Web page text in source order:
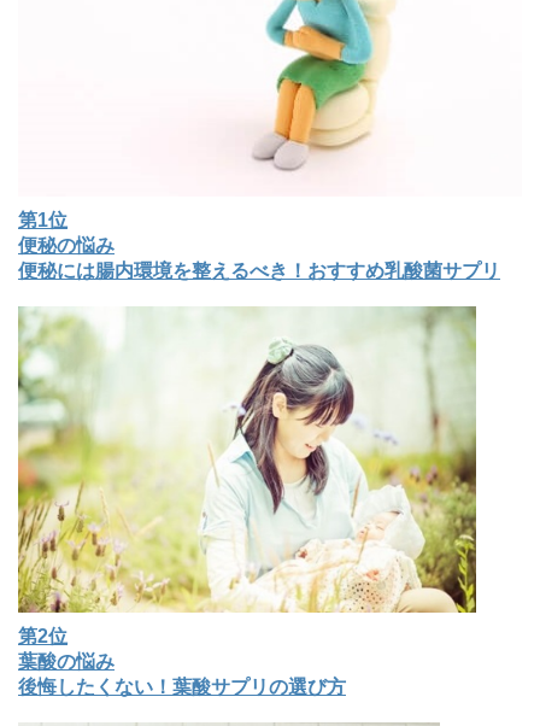
第1位
便秘の悩み
便秘には腸内環境を整えるべき！おすすめ乳酸菌サプリ
第2位
葉酸の悩み
後悔したくない！葉酸サプリの選び方